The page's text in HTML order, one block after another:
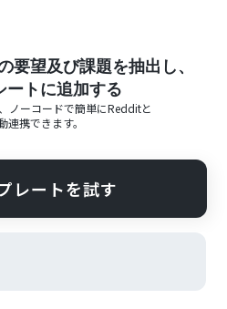
要望及び課題を抽出し、
トに追加する
ノーコードで簡単にRedditと
連携できます。
レートを試す